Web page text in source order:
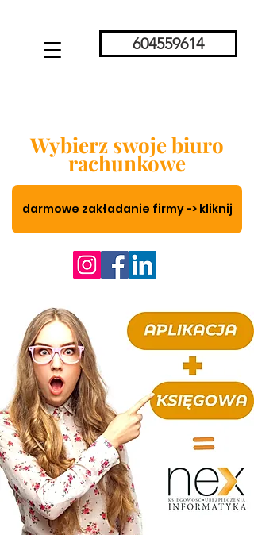
604559614
Wybierz swoje biuro
rachunkowe
darmowe zakładanie firmy -> kliknij